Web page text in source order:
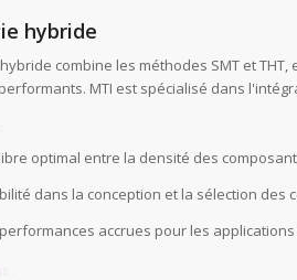
hybride
combine les méthodes SMT et
MTI est spécialisé dans
optimal entre la densité des
dans la conception et la sélection des
accrues pour les